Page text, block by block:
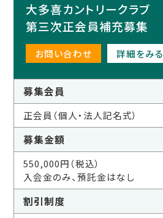
大多喜カントリークラブ
第三次正会員補充募集
お問い合わせ 詳細をみる
募集会員
正会員（個人・法人記名式）
募集金額
550,000円（税込）
入会金のみ、預託金はなし
割引制度